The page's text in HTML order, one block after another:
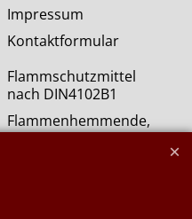
Impressum
Kontaktformular
Flammschutzmittel
nach DIN4102B1
Flammenhemmende,
schwer entflammbare